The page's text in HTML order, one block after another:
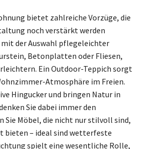
bietet zahlreiche Vorzüge, die
noch verstärkt werden
mit der Auswahl pflegeleichter
Betonplatten oder Fliesen,
Ein Outdoor-Teppich sorgt
Atmosphäre im Freien.
Hingucker und bringen Natur in
Sie dabei immer den
Sie Möbel, die nicht nur stilvoll sind,
bieten – ideal sind wetterfeste
spielt eine wesentliche Rolle,